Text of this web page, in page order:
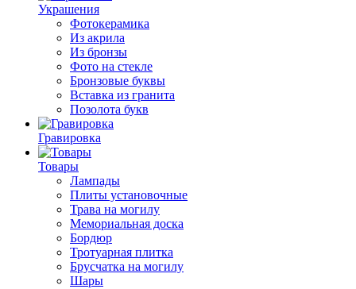
Украшения
Фотокерамика
Из акрила
Из бронзы
Фото на стекле
Бронзовые буквы
Вставка из гранита
Позолота букв
Гравировка
Товары
Лампады
Плиты установочные
Трава на могилу
Мемориальная доска
Бордюр
Тротуарная плитка
Брусчатка на могилу
Шары